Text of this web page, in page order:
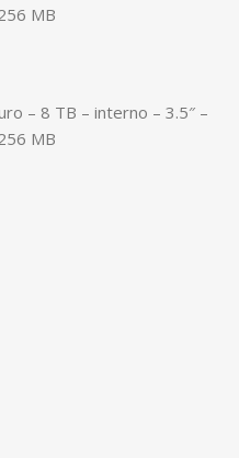
MB
– 8 TB – interno – 3.5″ –
MB